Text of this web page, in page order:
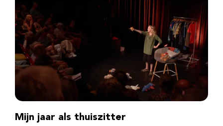
Mijn jaar als thuiszitter